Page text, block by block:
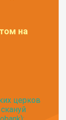
на
церков